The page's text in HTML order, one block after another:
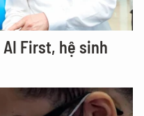
First, hệ sinh